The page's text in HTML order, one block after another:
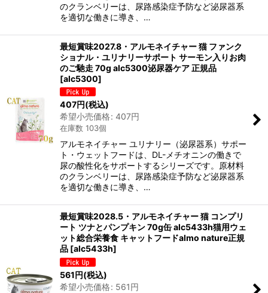
のクランベリーは、尿路感染症予防など泌尿器系
を適切な働きに導き、…
最短賞味2027.8・アルモネイチャー 猫 ファンク
ショナル・ユリナリーサポート サーモン入りお肉
のご馳走 70g alc5300泌尿器ケア 正規品
[alc5300]
407円(税込)
希望小売価格: 407円
在庫数 103個
アルモネイチャー ユリナリー（泌尿器系）サポー
ト・ウェットフードは、DL-メチオニンの働きで
尿の酸性化をサポートするシリーズです。原材料
のクランベリーは、尿路感染症予防など泌尿器系
を適切な働きに導き、…
最短賞味2028.5・アルモネイチャー 猫 コンプリ
ート ツナとパンプキン 70g缶 alc5433h猫用ウェ
ット総合栄養食 キャットフードalmo nature正規
品 [alc5433h]
561円(税込)
希望小売価格: 561円